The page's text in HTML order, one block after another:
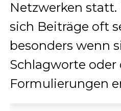
Netzwerken
sich Beiträge oft
besonders wenn
Schlagworte
Formulierungen